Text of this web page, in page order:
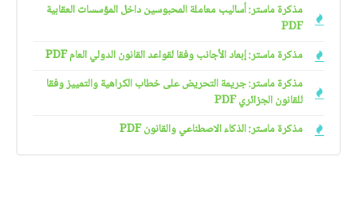
مذكرة ماستر: أساليب معاملة المحبوسين داخل المؤسسات العقابية
PDF
مذكرة ماستر: إبعاد الأجانب وفقا لقواعد القانون الدولي العام PDF
مذكرة ماستر: جريمة التحريض على خطاب الكراهية والتمييز وفقا
للقانون الجزائري PDF
مذكرة ماستر: الذكاء الاصطناعي والقانون PDF